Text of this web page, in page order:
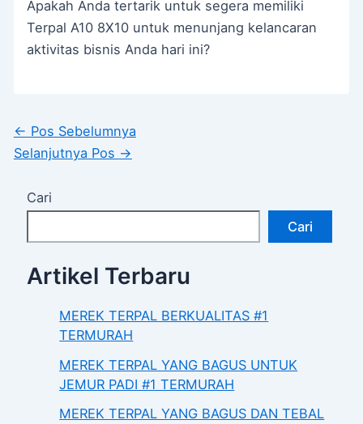
Apakah Anda tertarik untuk segera memiliki
Terpal A10 8X10 untuk menunjang kelancaran
aktivitas bisnis Anda hari ini?
← Pos Sebelumnya
Selanjutnya Pos →
Cari
Cari
Artikel Terbaru
MEREK TERPAL BERKUALITAS #1
TERMURAH
MEREK TERPAL YANG BAGUS UNTUK
JEMUR PADI #1 TERMURAH
MEREK TERPAL YANG BAGUS DAN TEBAL